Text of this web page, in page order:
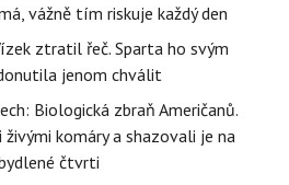
vážně tím riskuje každý den
ztratil řeč. Sparta ho svým
jenom chválit
Biologická zbraň Američanů.
komáry a shazovali je na
čtvrti